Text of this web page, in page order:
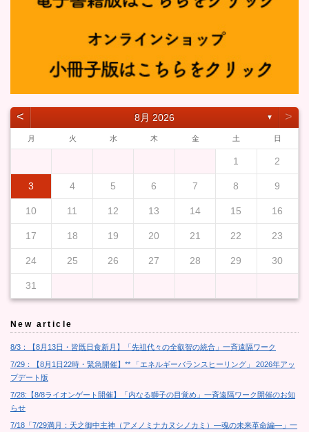
˂ 8月 2026 ▼ ˃
月 火 水 木 金 土 日
1 2
3 4 5 6 7 8 9
10 11 12 13 14 15 16
17 18 19 20 21 22 23
24 25 26 27 28 29 30
31
New article
8/3：【8月13日・皆既日食新月】「先祖代々の全叡智の統合」一斉遠隔ワーク
7/29：【8月1日22時・緊急開催】** 「エネルギーバランスヒーリング」 2026年アッ
プデート版
7/28:【8/8ライオンゲート開催】「内なる獅子の目覚め」一斉遠隔ワーク開催のお知
らせ
7/18「7/29満月：天之御中主神（アメノミナカヌシノカミ）―魂の未来革命編―」一